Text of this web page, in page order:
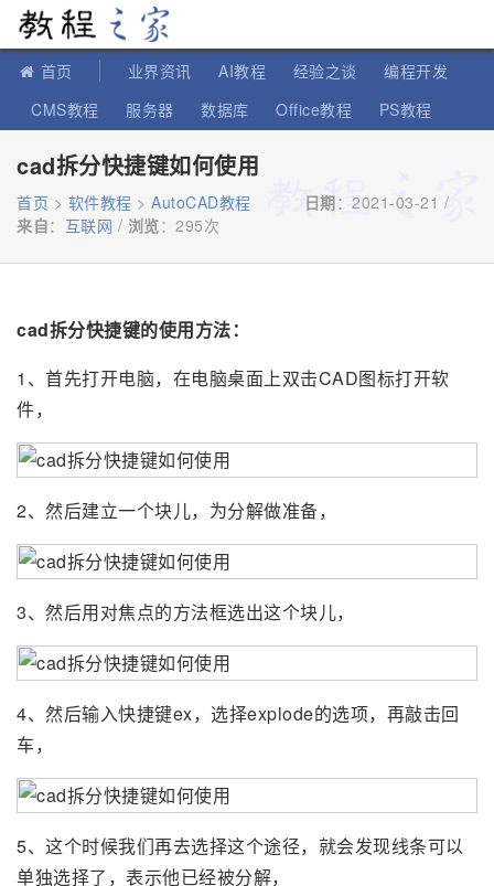
首页 业界资讯 AI教程 经验之谈
编程开发
CMS教程
服务器 数据库 Office教程
PS教程
cad拆分快捷键如何使用
首页 > 软件教程 > AutoCAD教程 日期：2021-03-21 /
来自： 互联网 / 浏览： 295次
cad拆分快捷键的使用方法：
1、首先打开电脑，在电脑桌面上双击CAD图标打开软
件，
2、然后建立一个块儿，为分解做准备，
3、然后用对焦点的方法框选出这个块儿，
4、然后输入快捷键ex，选择explode的选项，再敲击回
车，
5、这个时候我们再去选择这个途径，就会发现线条可以
单独选择了，表示他已经被分解，